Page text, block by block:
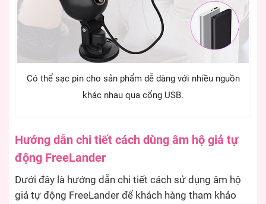
Có thể sạc pin cho sản phẩm dễ dàng với nhiều nguồn
khác nhau qua cổng USB.
Hướng dẫn chi tiết cách dùng âm hộ giả tự
động FreeLander
Dưới đây là hướng dẫn chi tiết cách sử dụng âm hộ
giả tự động FreeLander để khách hàng tham khảo